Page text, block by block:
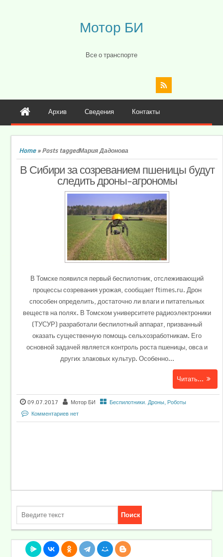
Мотор БИ
Все о транспорте
Архив Сведения Контакты
Home»Posts taggedМария Дадонова
В Сибири за созреванием пшеницы будут
следить дроны-агрономы
В Томске появился первый беспилотник, отслеживающий
процессы созревания урожая, сообщает ftimes.ru. Дрон
способен определить, достаточно ли влаги и питательных
веществ на полях. В Томском университете радиоэлектроники
(ТУСУР) разработали беспилотный аппарат, призванный
оказать существенную помощь сельхозработникам. Его
основной задачей является контроль роста пшеницы, овса и
других злаковых культур. Особенно...
Читать...
09.07.2017 Мотор БИ
Беспилотники. Дроны, Роботы
Комментариев нет